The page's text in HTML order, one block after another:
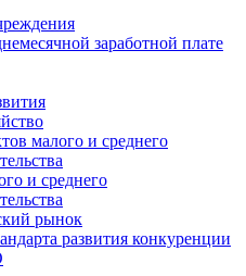
заработной плате
малого и среднего
и среднего
рынок
развития конкуренции